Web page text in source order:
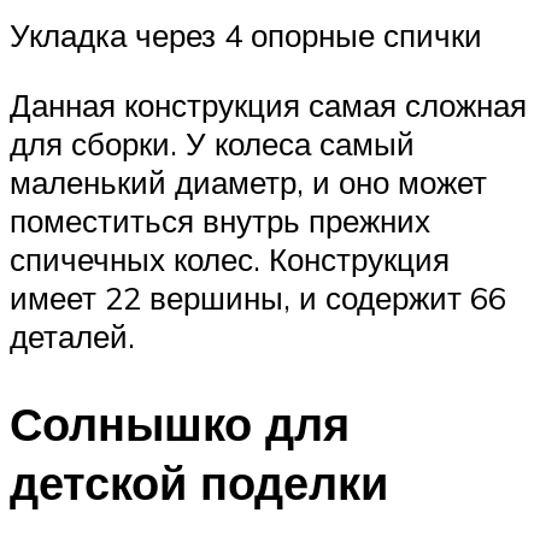
Укладка через 4 опорные спички
Данная конструкция самая сложная
для сборки. У колеса самый
маленький диаметр, и оно может
поместиться внутрь прежних
спичечных колес. Конструкция
имеет 22 вершины, и содержит 66
деталей.
Солнышко для
детской поделки